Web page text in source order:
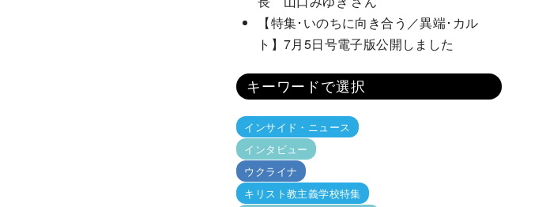
【特集･いのちに向き合う／異端･カル
ト】7月5日号電子版公開しました
キーワードで選択
インサイド・ニュース
インタビュー
ウクライナ
キリスト教主義学校特集